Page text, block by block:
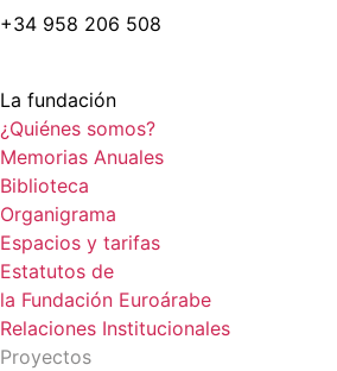
+34 958 206 508
La fundación
¿Quiénes somos?
Memorias Anuales
Biblioteca
Organigrama
Espacios y tarifas
Estatutos de
la Fundación Euroárabe
Relaciones Institucionales
Proyectos